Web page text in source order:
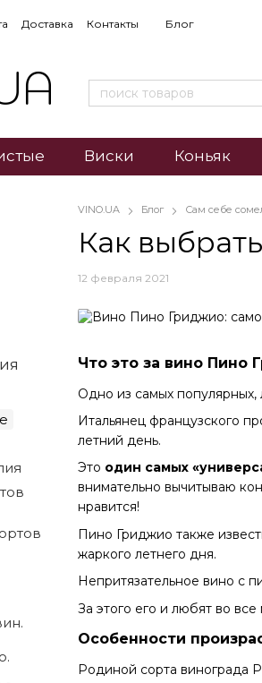
Доставка Контакты Блог
Виски Коньяк
VINO.UA Блог Сам себе
Как
12 февраля 2021
Что это за вино Пино
Одно из самых популярных,
Итальянец французского
летний день.
Это один самых
внимательно вычитываю
нравится!
Пино Гриджио также
жаркого летнего дня.
Непритязательное вино с
За этого его и любят во
Особенности
Родиной сорта винограда